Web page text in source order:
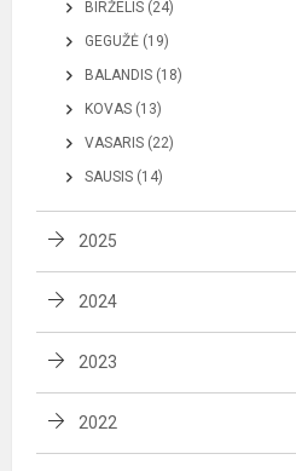
BIRŽELIS (24)
GEGUŽĖ (19)
BALANDIS (18)
KOVAS (13)
VASARIS (22)
SAUSIS (14)
2025
2024
2023
2022